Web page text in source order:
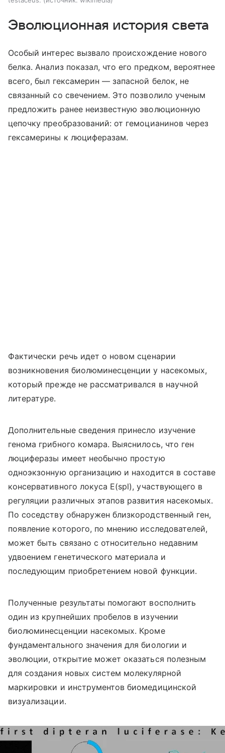
Эволюционная история света
Особый интерес вызвало происхождение нового
белка. Анализ показал, что его предком, вероятнее
всего, был гексамерин — запасной белок, не
связанный со свечением. Это позволило ученым
предложить ранее неизвестную эволюционную
цепочку преобразований: от гемоцианинов через
гексамерины к люциферазам.
Фактически речь идет о новом сценарии
возникновения биолюминесценции у насекомых,
который прежде не рассматривался в научной
литературе.
Дополнительные сведения принесло изучение
генома грибного комара. Выяснилось, что ген
люциферазы имеет необычно простую
одноэкзонную организацию и находится в составе
консервативного локуса E(spl), участвующего в
регуляции различных этапов развития насекомых.
По соседству обнаружен близкородственный ген,
появление которого, по мнению исследователей,
может быть связано с относительно недавним
удвоением генетического материала и
последующим приобретением новой функции.
Полученные результаты помогают восполнить
один из крупнейших пробелов в изучении
биолюминесценции насекомых. Кроме
фундаментального значения для биологии и
эволюции, открытие может оказаться полезным
для создания новых систем молекулярной
маркировки и инструментов биомедицинской
визуализации.